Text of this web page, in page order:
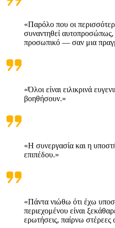
«Παρόλο που οι
συναντηθεί
προσωπικό — σαν μια
«Όλοι είναι ειλικρινά
βοηθήσουν.»
«Η συνεργασία και η
επιπέδου.»
«Πάντα νιώθω ότι έχω
περιεχομένου είναι
ερωτήσεις, παίρνω στέρεες